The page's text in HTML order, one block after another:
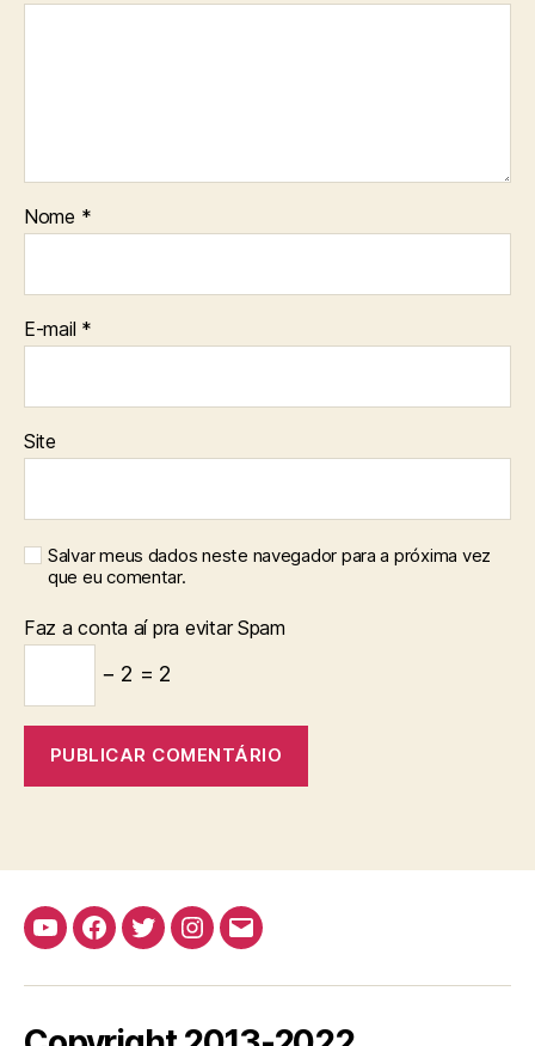
Nome *
E-mail *
Site
Salvar meus dados neste navegador para a próxima vez
que eu comentar.
Faz a conta aí pra evitar Spam
− 2 = 2
YoutubeFacebook
TwitterInstagram
E-